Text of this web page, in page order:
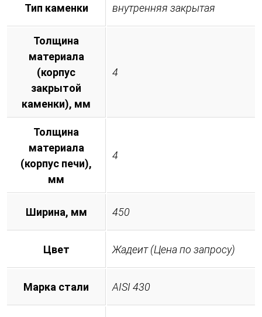
Тип каменки внутренняя закрытая
Толщина
материала
(корпус
закрытой
каменки), мм
4
Толщина
материала
(корпус печи),
мм
4
Ширина, мм 450
Цвет Жадеит (Цена по запросу)
Марка стали AISI 430